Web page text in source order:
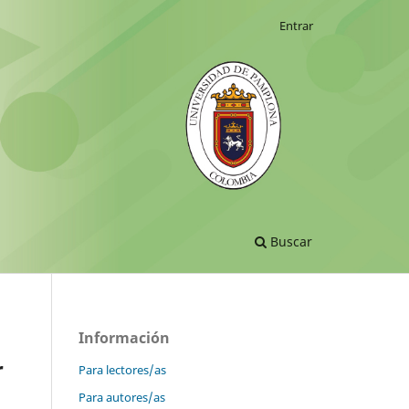
Buscar
Entrar
Información
Para lectores/as
Para autores/as